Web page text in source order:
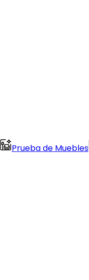
Prueba de Muebles